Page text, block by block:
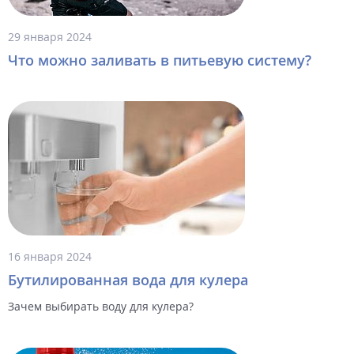
29 января 2024
Что можно заливать в питьевую систему?
16 января 2024
Бутилированная вода для кулера
Зачем выбирать воду для кулера?